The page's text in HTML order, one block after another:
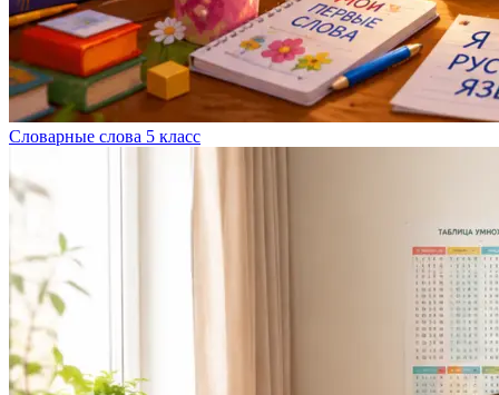
Словарные слова 5 класс